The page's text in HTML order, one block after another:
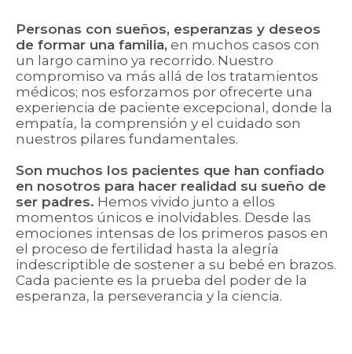
Personas con sueños, esperanzas y deseos
de formar una familia, en muchos casos con
un largo camino ya recorrido. Nuestro
compromiso va más allá de los tratamientos
médicos; nos esforzamos por ofrecerte una
experiencia de paciente excepcional, donde la
empatía, la comprensión y el cuidado son
nuestros pilares fundamentales.
Son muchos los pacientes que han confiado
en nosotros para hacer realidad su sueño de
ser padres. Hemos vivido junto a ellos
momentos únicos e inolvidables. Desde las
emociones intensas de los primeros pasos en
el proceso de fertilidad hasta la alegría
indescriptible de sostener a su bebé en brazos.
Cada paciente es la prueba del poder de la
esperanza, la perseverancia y la ciencia.